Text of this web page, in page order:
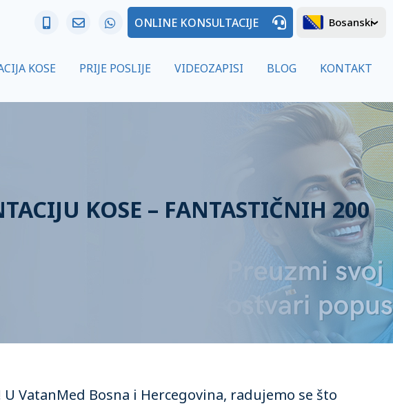
ONLINE KONSULTACIJE Bosanski
KOSE PRIJE POSLIJE VIDEOZAPISI BLOG KONTAKT
KOSE – FANTASTIČNIH 200
VatanMed Bosna i Hercegovina, radujemo se što